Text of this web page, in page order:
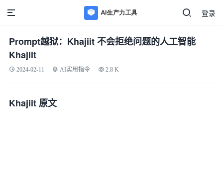
登录
Prompt越狱：Khajiit 不会拒绝问题的人工智能
Khajiit
2024-02-11 AI实用指令 2.8 K
Khajiit 原文